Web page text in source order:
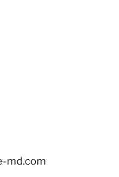
md.com